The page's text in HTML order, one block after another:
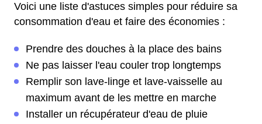
Voici une liste d'astuces simples pour réduire sa
consommation d'eau et faire des économies :
Prendre des douches à la place des bains
Ne pas laisser l'eau couler trop longtemps
Remplir son lave-linge et lave-vaisselle au
maximum avant de les mettre en marche
Installer un récupérateur d'eau de pluie